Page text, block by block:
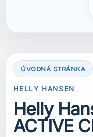
ÚVODNÁ STRÁNKA
HELLY HANSEN
Helly
ACTIVE